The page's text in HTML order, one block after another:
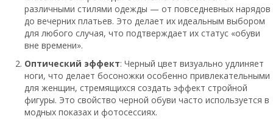
различными стилями одежды — от повседневных нарядов
до вечерних платьев. Это делает их идеальным выбором
для любого случая, что подтверждает их статус «обуви
вне времени».
Оптический эффект: Черный цвет визуально удлиняет
ноги, что делает босоножки особенно привлекательными
для женщин, стремящихся создать эффект стройной
фигуры. Это свойство черной обуви часто используется в
модных показах и фотосессиях.